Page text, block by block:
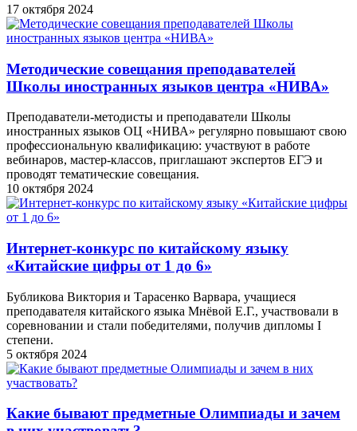
17 октября 2024
Методические совещания преподавателей
Школы иностранных языков центра «НИВА»
Преподаватели-методисты и преподаватели Школы
иностранных языков ОЦ «НИВА» регулярно повышают свою
профессиональную квалификацию: участвуют в работе
вебинаров, мастер-классов, приглашают экспертов ЕГЭ и
проводят тематические совещания.
10 октября 2024
Интернет-конкурс по китайскому языку
«Китайские цифры от 1 до 6»
Бубликова Виктория и Тарасенко Варвара, учащиеся
преподавателя китайского языка Мнёвой Е.Г., участвовали в
соревновании и стали победителями, получив дипломы I
степени.
5 октября 2024
Какие бывают предметные Олимпиады и зачем